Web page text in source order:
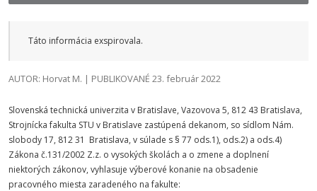
Táto informácia exspirovala.
AUTOR: Horvat M. | PUBLIKOVANÉ 23. február 2022
Slovenská technická univerzita v Bratislave, Vazovova 5, 812 43 Bratislava,
Strojnícka fakulta STU v Bratislave zastúpená dekanom, so sídlom Nám.
slobody 17, 812 31 Bratislava, v súlade s § 77 ods.1), ods.2) a ods.4)
Zákona č.131/2002 Z.z. o vysokých školách a o zmene a doplnení
niektorých zákonov, vyhlasuje výberové konanie na obsadenie
pracovného miesta zaradeného na fakulte: